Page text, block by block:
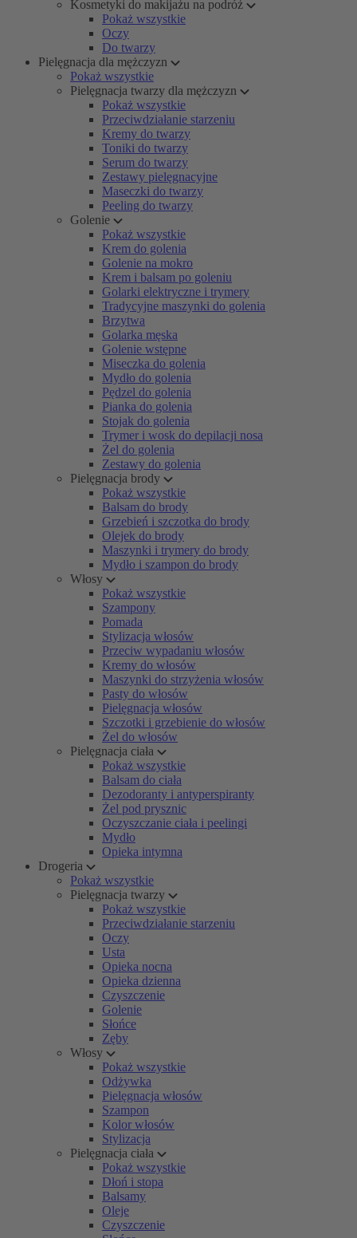
Kosmetyki do makijażu na podróż
Pokaż wszystkie
Oczy
Do twarzy
Pielęgnacja dla mężczyzn
Pokaż wszystkie
Pielęgnacja twarzy dla mężczyzn
Pokaż wszystkie
Przeciwdziałanie starzeniu
Kremy do twarzy
Toniki do twarzy
Serum do twarzy
Zestawy pielęgnacyjne
Maseczki do twarzy
Peeling do twarzy
Golenie
Pokaż wszystkie
Krem do golenia
Golenie na mokro
Krem i balsam po goleniu
Golarki elektryczne i trymery
Tradycyjne maszynki do golenia
Brzytwa
Golarka męska
Golenie wstępne
Miseczka do golenia
Mydło do golenia
Pędzel do golenia
Pianka do golenia
Stojak do golenia
Trymer i wosk do depilacji nosa
Żel do golenia
Zestawy do golenia
Pielęgnacja brody
Pokaż wszystkie
Balsam do brody
Grzebień i szczotka do brody
Olejek do brody
Maszynki i trymery do brody
Mydło i szampon do brody
Włosy
Pokaż wszystkie
Szampony
Pomada
Stylizacja włosów
Przeciw wypadaniu włosów
Kremy do włosów
Maszynki do strzyżenia włosów
Pasty do włosów
Pielęgnacja włosów
Szczotki i grzebienie do włosów
Żel do włosów
Pielęgnacja ciała
Pokaż wszystkie
Balsam do ciała
Dezodoranty i antyperspiranty
Żel pod prysznic
Oczyszczanie ciała i peelingi
Mydło
Opieka intymna
Drogeria
Pokaż wszystkie
Pielęgnacja twarzy
Pokaż wszystkie
Przeciwdziałanie starzeniu
Oczy
Usta
Opieka nocna
Opieka dzienna
Czyszczenie
Golenie
Słońce
Zęby
Włosy
Pokaż wszystkie
Odżywka
Pielęgnacja włosów
Szampon
Kolor włosów
Stylizacja
Pielęgnacja ciała
Pokaż wszystkie
Dłoń i stopa
Balsamy
Oleje
Czyszczenie